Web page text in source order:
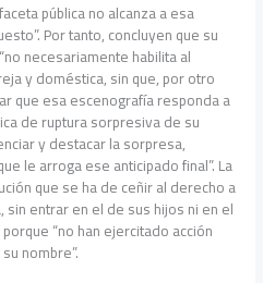
pública no alcanza a esa
Por tanto, concluyen que su
necesariamente habilita al
y doméstica, sin que, por otro
que esa escenografía responda a
de ruptura sorpresiva de su
y destacar la sorpresa,
le arroga ese anticipado final”. La
que se ha de ceñir al derecho a
sin entrar en el de sus hijos ni en el
“no han ejercitado acción
nombre”.